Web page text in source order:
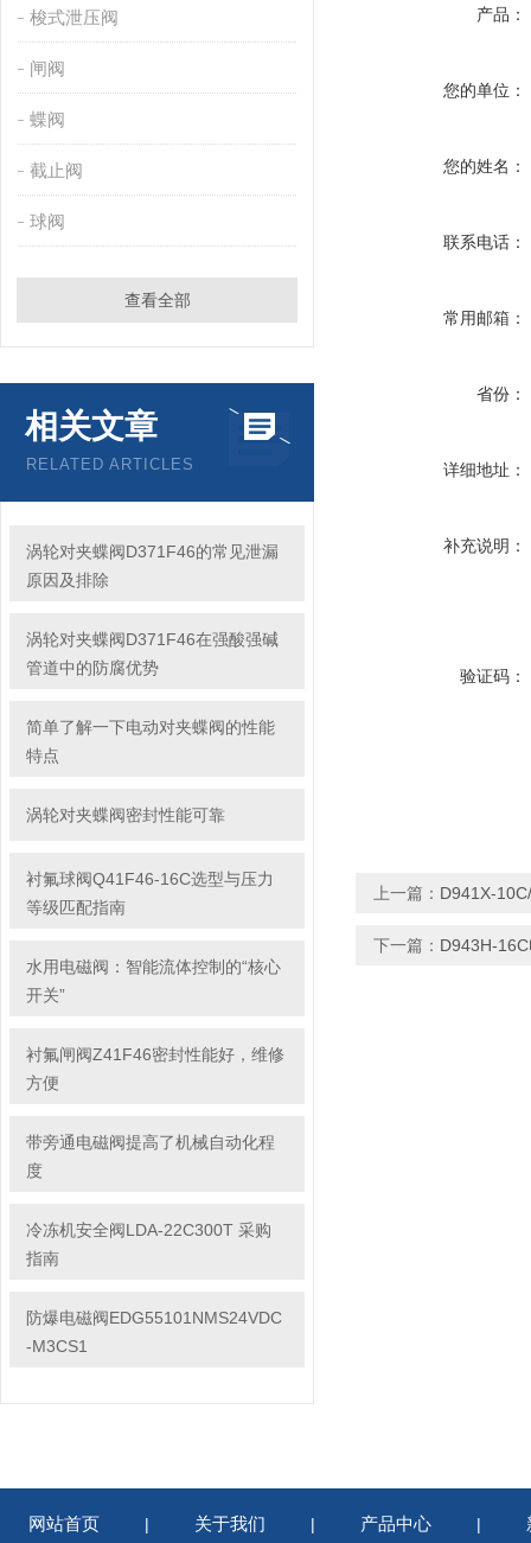
梭式泄压阀
闸阀
蝶阀
截止阀
球阀
查看全部
相关文章
RELATED ARTICLES
涡轮对夹蝶阀D371F46的常见泄漏
原因及排除
涡轮对夹蝶阀D371F46在强酸强碱
管道中的防腐优势
简单了解一下电动对夹蝶阀的性能
特点
涡轮对夹蝶阀密封性能可靠
衬氟球阀Q41F46-16C选型与压力
等级匹配指南
水用电磁阀：智能流体控制的“核心
开关”
衬氟闸阀Z41F46密封性能好，维修
方便
带旁通电磁阀提高了机械自动化程
度
冷冻机安全阀LDA-22C300T 采购
指南
防爆电磁阀EDG55101NMS24VDC
-M3CS1
产品：
您的单位：
您的姓名：
联系电话：
常用邮箱：
省份：
详细地址：
补充说明：
验证码：
上一篇： D941X-
下一篇： D943H-
网站首页 | 关于我们 | 产品中心 |